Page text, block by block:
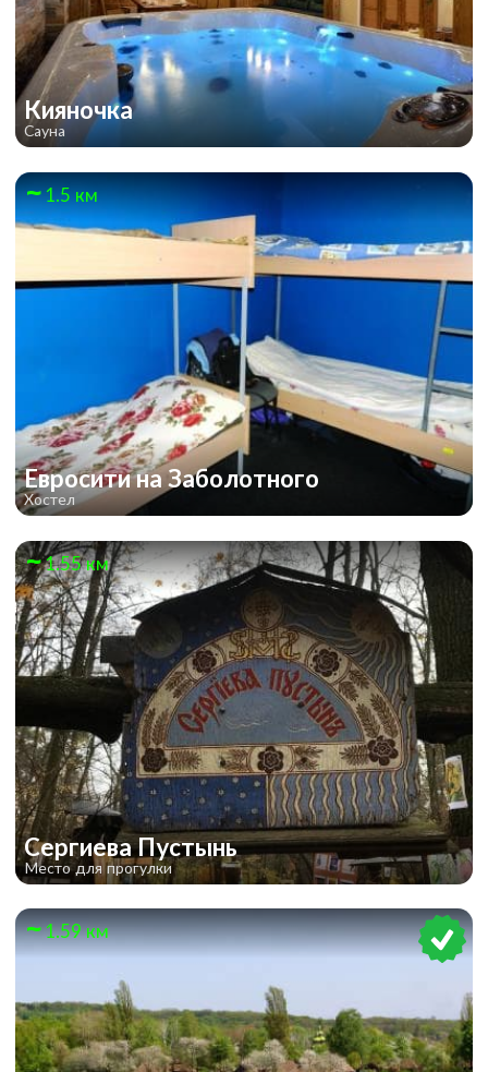
Кияночка
Сауна
1.5 км
Евросити на Заболотного
Хостел
1.55 км
Сергиева Пустынь
Место для прогулки
1.59 км